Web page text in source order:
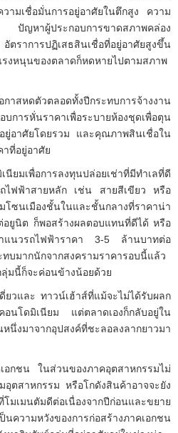
มเชื่อมั่นการอยู่อาศัยในตึกสูง ความ
ญหาผู้ประกอบการขาดสภาพคล่อง
าการปฏิเสธสินเชื่อที่อยู่อาศัยสูงขึ้น
รงหนุนของตลาดก็หดหายไปตามสภาพ
กาสหดตัวตลอดทั้งปีกระทบการจ้างงาน
การหั่นราคาเพื่อระบายห้องชุดเพื่อตุน
ยู่อาศัยโดยรวม และคุณภาพสินเชื่อใน
าที่อยู่อาศัย
ยมเพื่อการลงทุนปล่อยเช่าที่มีทำเลที่ดี
ไฟฟ้าสายหลัก เช่น สายสีเขียว หรือ
ซนเมืองชั้นในและชั้นกลางที่ราคาน่า
ยูนิต ก็พอสร้างผลตอบแทนที่ดีได้ หรือ
าแนวรถไฟฟ้าราคา 3-5 ล้านบาทต่อ
บมากนักจากสงครามราคารอบนี้แล้ว
มนี้ก็จะค่อนข้างน้อยด้วย
วและ ทาวน์เฮ้าส์ที่แม้จะไม่ได้รับผลก
อนโดมิเนียม แต่ตลาดเองก็กลับอยู่ใน
นึ่งมาจากอุปสงค์ที่ชะลอลงลากยาวมา
อกชน ในส่วนของภาคอุตสาหกรรมไม่
อุตสาหกรรม หรือโกดังสินค้าอาจจะยัง
มเมนตัมดีต่อเนื่องจากปีก่อนและขยาย
ามหวังของการก่อสร้างภาคเอกชน